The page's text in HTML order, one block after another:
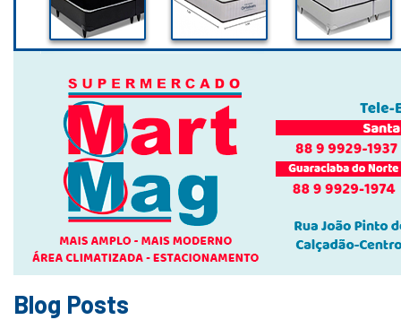
Blog Posts